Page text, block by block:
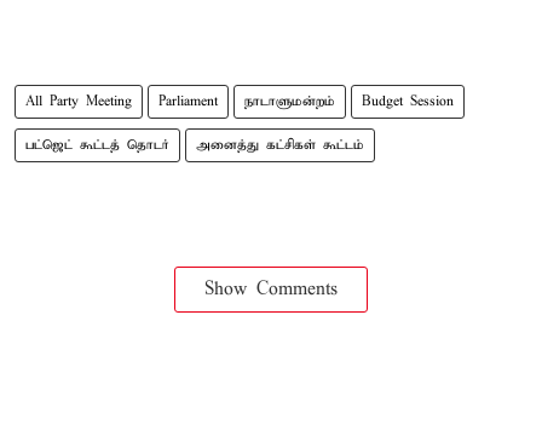
All Party Meeting Parliament நாடாளுமன்றம் Budget Session
பட்ஜெட் கூட்டத் தொடர் அனைத்து கட்சிகள் கூட்டம்
Show Comments